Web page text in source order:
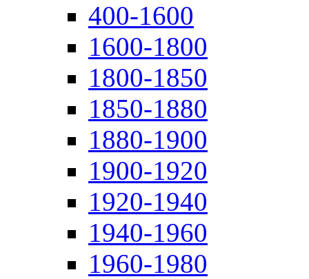
400-1600
1600-1800
1800-1850
1850-1880
1880-1900
1900-1920
1920-1940
1940-1960
1960-1980